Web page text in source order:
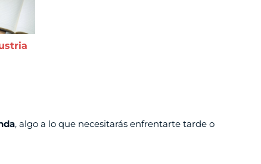
, algo a lo que necesitarás enfrentarte tarde o